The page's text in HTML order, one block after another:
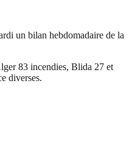
un bilan hebdomadaire de la
83 incendies, Blida 27 et
diverses.